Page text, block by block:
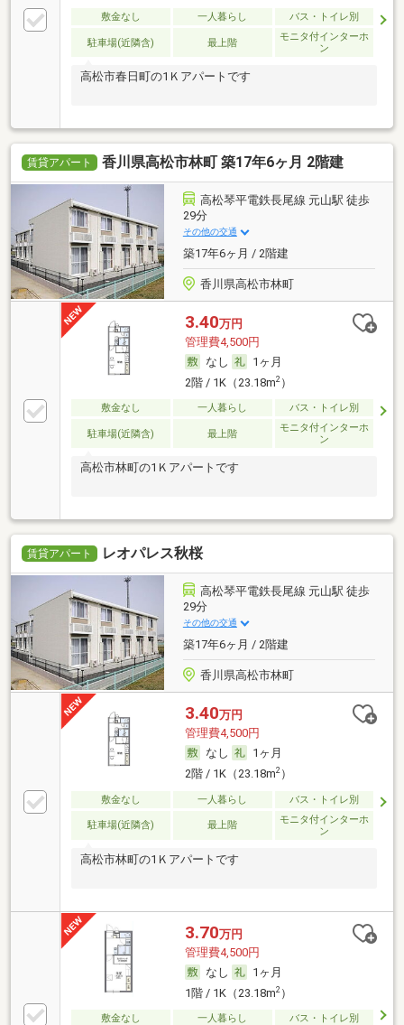
敷金なし 一人暮らし バス・トイレ別
駐車場(近隣含) 最上階
モニタ付インターホ
ン
高松市春日町の1Ｋアパートです
賃貸アパート 香川県高松市林町 築17年6ヶ月 2階建
高松琴平電鉄長尾線 元山駅 徒歩
29分
その他の交通
築17年6ヶ月 / 2階建
香川県高松市林町
3.40万円
管理費4,500円
なし
1ヶ月
2階 / 1K（23.18m2）
敷金なし 一人暮らし バス・トイレ別
駐車場(近隣含) 最上階
モニタ付インターホ
ン
高松市林町の1Ｋアパートです
賃貸アパート レオパレス秋桜
高松琴平電鉄長尾線 元山駅 徒歩
29分
その他の交通
築17年6ヶ月 / 2階建
香川県高松市林町
3.40万円
管理費4,500円
なし
1ヶ月
2階 / 1K（23.18m2）
敷金なし 一人暮らし バス・トイレ別
駐車場(近隣含) 最上階
モニタ付インターホ
ン
高松市林町の1Ｋアパートです
3.70万円
管理費4,500円
なし
1ヶ月
1階 / 1K（23.18m2）
敷金なし 一人暮らし
バス・トイレ別